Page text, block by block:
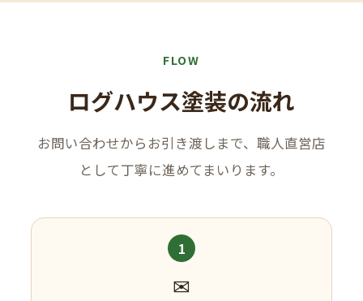
FLOW
ログハウス塗装の流れ
お問い合わせからお引き渡しまで、職人直営店
として丁寧に進めてまいります。
1
✉